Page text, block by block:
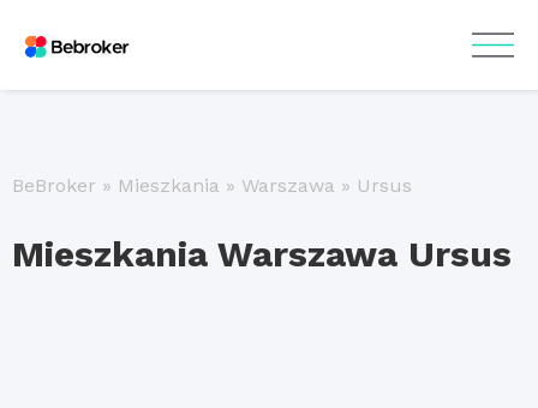
BeBroker » Mieszkania » Warszawa » Ursus
Mieszkania Warszawa Ursus